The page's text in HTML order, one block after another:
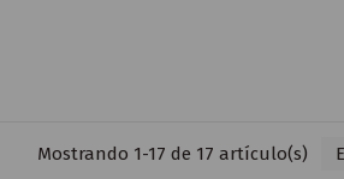
Mostrando 1-17 de 17 artículo(s)